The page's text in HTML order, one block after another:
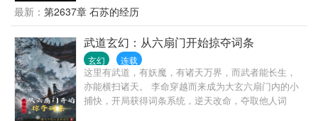
本想做个普通的教书先生，平静的生活下去。 但很快
张楚发现，所有跟自己穿越过来的一切，竟然都有了
不得的秘密。 神秘的老枣树，化作了山海图，危险也
是机遇。 于是，张楚在平凡中崛起，身负山海图，吃
遍各种妖魔鬼怪，开启了一段杀妖，食妖的大帝之
路。 在人类的眼中，他是温润如玉的谦谦君子，他平
和，温雅，无数人族天才尊其为师，各路教祖视之为
友。 而在妖类的眼中，他是恶魔，是恶梦。 无数惊艳
最新： 第2637章 石苏的经历
武道玄幻：从六扇门开始掠夺词条
玄幻 连载
这里有武道，有妖魔，有诸天万界，而武者能长生，
亦能横扫诸天。 李命穿越而来成为大玄六扇门内的小
捕快，开局获得词条系统，逆天改命，夺取他人词